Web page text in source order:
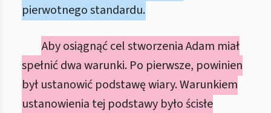
pierwotnego standardu.
Aby osiągnąć cel stworzenia Adam miał
spełnić dwa warunki. Po pierwsze, powinien
był ustanowić podstawę wiary. Warunkiem
ustanowienia tej podstawy było ścisłe